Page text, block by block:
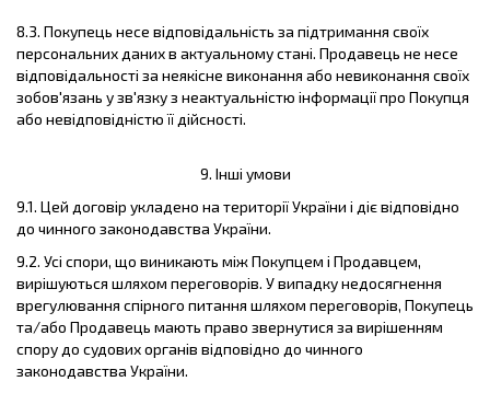
8.3. Покупець несе відповідальність за підтримання своїх
персональних даних в актуальному стані. Продавець не несе
відповідальності за неякісне виконання або невиконання своїх
зобов'язань у зв'язку з неактуальністю інформації про Покупця
або невідповідністю її дійсності.
9. Інші умови
9.1. Цей договір укладено на території України і діє відповідно
до чинного законодавства України.
9.2. Усі спори, що виникають між Покупцем і Продавцем,
вирішуються шляхом переговорів. У випадку недосягнення
врегулювання спірного питання шляхом переговорів, Покупець
та/або Продавець мають право звернутися за вирішенням
спору до судових органів відповідно до чинного
законодавства України.